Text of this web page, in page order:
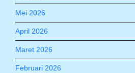
Mei 2026
April 2026
Maret 2026
Februari 2026